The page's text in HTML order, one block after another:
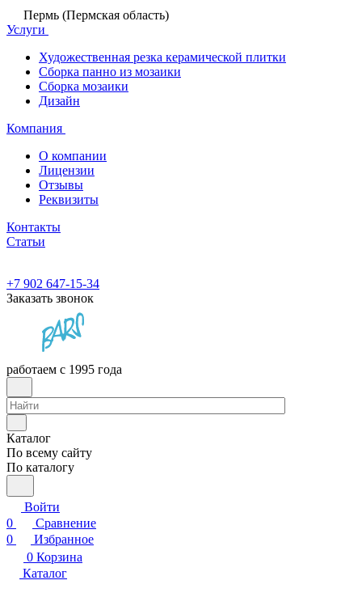
Пермь (Пермская область)
Услуги
Художественная резка керамической плитки
Сборка панно из мозаики
Сборка мозаики
Дизайн
Компания
О компании
Лицензии
Отзывы
Реквизиты
Контакты
Статьи
+7 902 647-15-34
Заказать звонок
работаем с 1995 года
Каталог
По всему сайту
По каталогу
Войти
0
Сравнение
0
Избранное
0 Корзина
Каталог